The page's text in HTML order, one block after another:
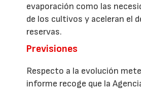
evaporación como las
de los cultivos y aceleran el
reservas.
Previsiones
Respecto a la evolución
informe recoge que la